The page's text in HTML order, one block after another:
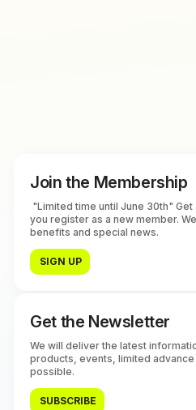
Join the Membership
"Limited time until June 30th" Get
you register as a new member.
benefits and special news.
SIGN UP
Get the Newsletter
We will deliver the latest
products, events, limited
possible.
SUBSCRIBE